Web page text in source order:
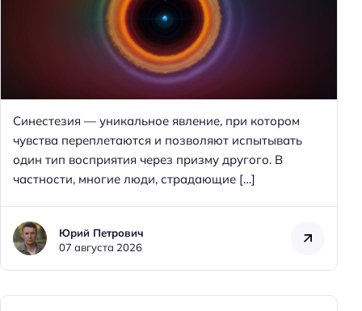
Синестезия — уникальное явление, при котором
чувства переплетаются и позволяют испытывать
один тип восприятия через призму другого. В
частности, многие люди, страдающие […]
Юрий Петрович
07 августа 2026